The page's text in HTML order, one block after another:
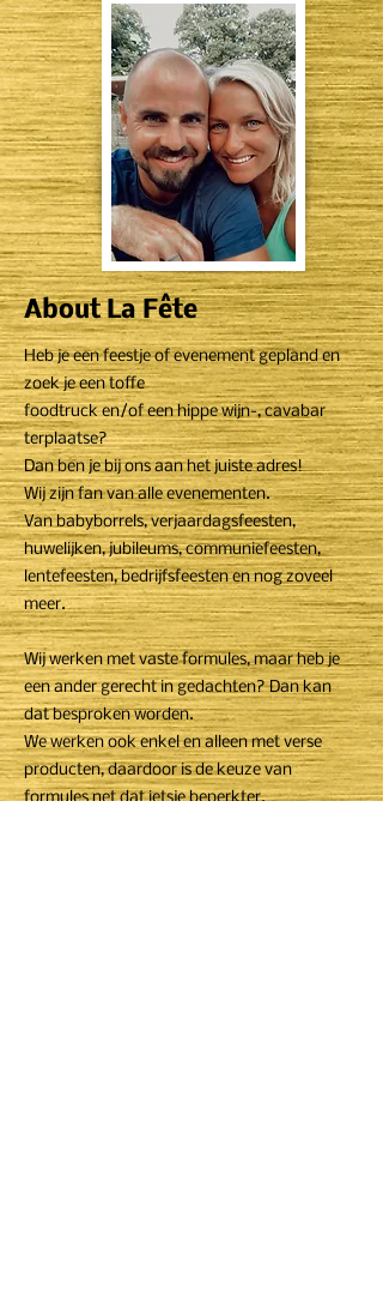
About La Fête
Heb je een feestje of evenement gepland en
zoek je een toffe
foodtruck en/of een hippe wijn-, cavabar
terplaatse?
Dan ben je bij ons aan het juiste adres!
Wij zijn fan van alle evenementen.
Van babyborrels, verjaardagsfeesten,
huwelijken, jubileums, communiefeesten,
lentefeesten, bedrijfsfeesten en nog zoveel
meer.
Wij werken met vaste formules, maar heb je
een ander gerecht in gedachten? Dan kan
dat besproken worden.
We werken ook enkel en alleen met verse
producten, daardoor is de keuze van
formules net dat ietsje beperkter.